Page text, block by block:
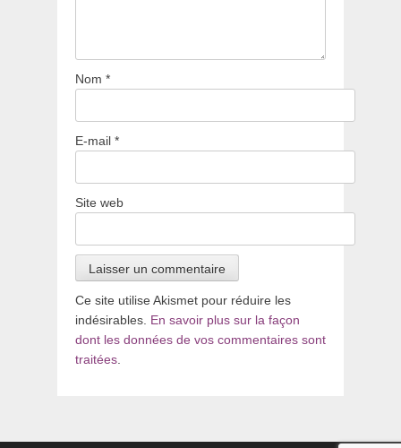
Nom *
E-mail *
Site web
Ce site utilise Akismet pour réduire les
indésirables. En savoir plus sur la façon
dont les données de vos commentaires sont
traitées